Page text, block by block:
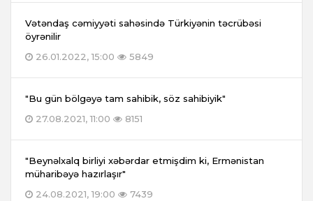
Vətəndaş cəmiyyəti sahəsində Türkiyənin təcrübəsi
öyrənilir
26.01.2022, 15:00
5849
"Bu gün bölgəyə tam sahibik, söz sahibiyik"
27.08.2021, 11:00
8151
"Beynəlxalq birliyi xəbərdar etmişdim ki, Ermənistan
müharibəyə hazırlaşır"
24.08.2021, 19:00
7439